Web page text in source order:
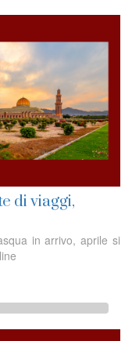
di viaggi,
in arrivo, aprile si